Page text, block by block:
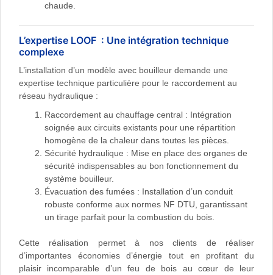
chaude.
L’expertise LOOF : Une intégration technique
complexe
L’installation d’un modèle avec bouilleur demande une
expertise technique particulière pour le raccordement au
réseau hydraulique :
Raccordement au chauffage central : Intégration
soignée aux circuits existants pour une répartition
homogène de la chaleur dans toutes les pièces.
Sécurité hydraulique : Mise en place des organes de
sécurité indispensables au bon fonctionnement du
système bouilleur.
Évacuation des fumées : Installation d’un conduit
robuste conforme aux normes NF DTU, garantissant
un tirage parfait pour la combustion du bois.
Cette réalisation permet à nos clients de réaliser
d’importantes économies d’énergie tout en profitant du
plaisir incomparable d’un feu de bois au cœur de leur